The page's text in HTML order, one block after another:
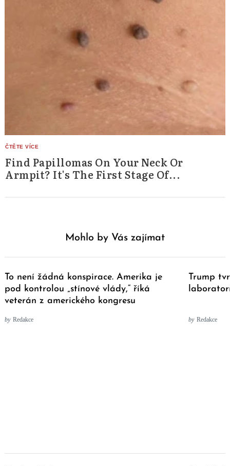
Find Papillomas On Your Neck Or
Armpit? It's The First Stage Of...
Mohlo by Vás zajímat
To není žádná konspirace. Amerika je
pod kontrolou „stínové vlády,“ říká
veterán z amerického kongresu
by Redakce
Trump
by Redakce